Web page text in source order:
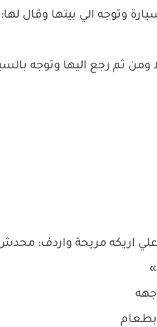
وتوجه الي بيتها وقال
ثم رجع اليها وتوجه
علي اريكه مريحة واردف:
بطعام